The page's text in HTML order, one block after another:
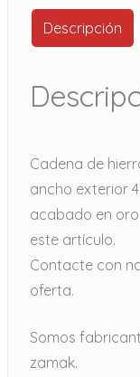
Descripción
Cadena de
ancho exterior
acabado en oro
este artículo.
Contacte con
oferta.
Somos
zamak.